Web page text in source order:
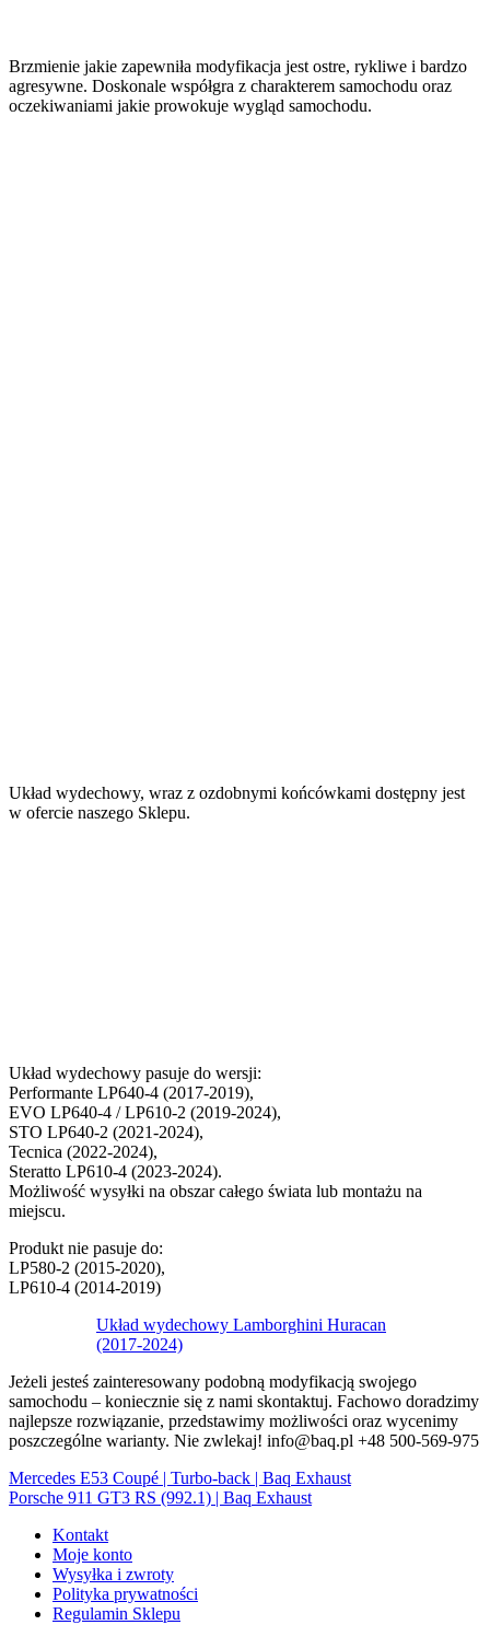
Brzmienie jakie zapewniła modyfikacja jest ostre, rykliwe i bardzo
agresywne. Doskonale współgra z charakterem samochodu oraz
oczekiwaniami jakie prowokuje wygląd samochodu.
Układ wydechowy, wraz z ozdobnymi końcówkami dostępny jest
w ofercie naszego Sklepu.
Układ wydechowy pasuje do wersji:
Performante LP640-4 (2017-2019),
EVO LP640-4 / LP610-2 (2019-2024),
STO LP640-2 (2021-2024),
Tecnica (2022-2024),
Steratto LP610-4 (2023-2024).
Możliwość wysyłki na obszar całego świata lub montażu na
miejscu.
Produkt nie pasuje do:
LP580-2 (2015-2020),
LP610-4 (2014-2019)
Układ wydechowy Lamborghini Huracan
(2017-2024)
Jeżeli jesteś zainteresowany podobną modyfikacją swojego
samochodu – koniecznie się z nami skontaktuj. Fachowo doradzimy
najlepsze rozwiązanie, przedstawimy możliwości oraz wycenimy
poszczególne warianty. Nie zwlekaj! info@baq.pl +48 500-569-975
Mercedes E53 Coupé | Turbo-back | Baq Exhaust
Porsche 911 GT3 RS (992.1) | Baq Exhaust
Kontakt
Moje konto
Wysyłka i zwroty
Polityka prywatności
Regulamin Sklepu